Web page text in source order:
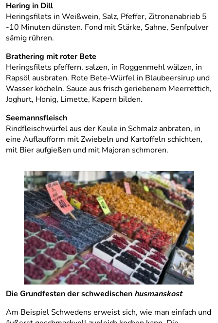
Hering in Dill
Heringsfilets in Weißwein, Salz, Pfeffer, Zitronenabrieb 5
-10 Minuten dünsten. Fond mit Stärke, Sahne, Senfpulver
sämig rühren.
Brathering mit roter Bete
Heringsfilets pfeffern, salzen, in Roggenmehl wälzen, in
Rapsöl ausbraten. Rote Bete-Würfel in Blaubeersirup und
Wasser köcheln. Sauce aus frisch geriebenem Meerrettich,
Joghurt, Honig, Limette, Kapern bilden.
Seemannsfleisch
Rindfleischwürfel aus der Keule in Schmalz anbraten, in
eine Auflaufform mit Zwiebeln und Kartoffeln schichten,
mit Bier aufgießen und mit Majoran schmoren.
Die Grundfesten der schwedischen husmanskost
Am Beispiel Schwedens erweist sich, wie man einfach und